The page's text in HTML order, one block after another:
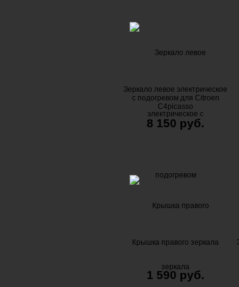
Зеркало левое электрическое
с подогревом для Citroen
C4picasso
8 150 руб.
Крышка правого зеркала
1 590 руб.